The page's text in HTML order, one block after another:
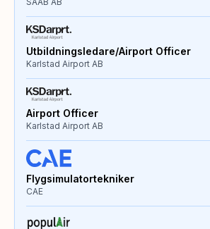
Utbildningsledare/Airport Officer
Karlstad Airport AB
Airport Officer
Karlstad Airport AB
Flygsimulatortekniker
CAE